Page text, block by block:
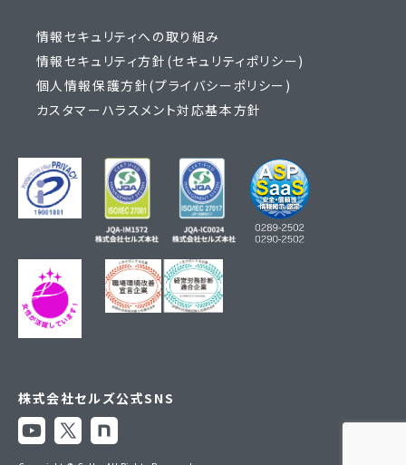
情報セキュリティへの取り組み
情報セキュリティ方針(セキュリティポリシー)
個人情報保護方針(プライバシーポリシー)
カスタマーハラスメント対応基本方針
株式会社セルズ公式SNS